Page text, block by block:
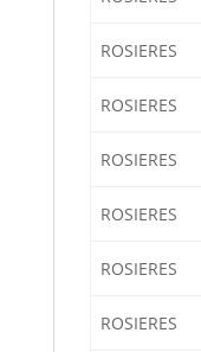
ROSIERES
ROSIERES
ROSIERES
ROSIERES
ROSIERES
ROSIERES